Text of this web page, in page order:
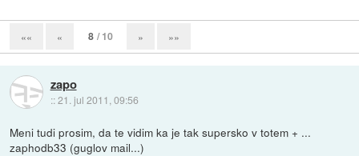
«« « 8 / 10 » »»
zapo
::21. jul 2011, 09:56
Meni tudi prosim, da te vidim ka je tak supersko v totem + ...
zaphodb33 (guglov mail...)